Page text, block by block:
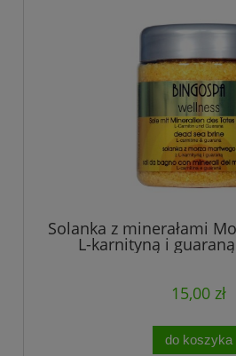
Solanka z minerałami
L-karnityną i
wellness
15,00 zł
do koszyka